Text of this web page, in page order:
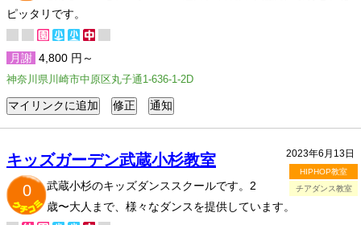
ピッタリです。
月謝 4,800 円～
神奈川県川崎市中原区丸子通1-636-1-2D
2023年6月13日
HIPHOP教室
チアダンス教室
キッズガーデン武蔵小杉教室
0
武蔵小杉のキッズダンススクールです。2
歳〜大人まで、様々なダンスを提供しています。